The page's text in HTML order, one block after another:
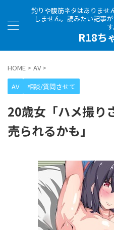
釣りや腹筋ネタはありませ
しません。読みたい記事
す
R18ち
HOME > AV >
AV
相談/質問させて
20歳女「ハメ撮り
売られるかも」